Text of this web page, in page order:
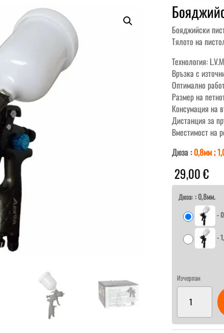
Бояджийски
Тялото на
Технология:
Връзка с
Оптимално
Размер на
Консумация на
Дистанция за
Вместимост на
Дюза :0,8мм ;
29,00€
Дюза: : 0,8мм.
-
-
Изчерпан
Бояджийски
пистолет